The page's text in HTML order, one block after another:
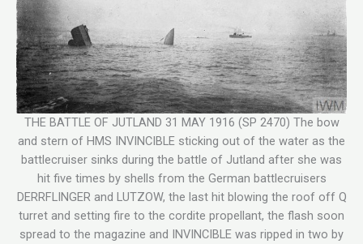
THE BATTLE OF JUTLAND 31 MAY 1916 (SP 2470) The bow
and stern of HMS INVINCIBLE sticking out of the water as the
battlecruiser sinks during the battle of Jutland after she was
hit five times by shells from the German battlecruisers
DERRFLINGER and LUTZOW, the last hit blowing the roof off Q
turret and setting fire to the cordite propellant, the flash soon
spread to the magazine and INVINCIBLE was ripped in two by